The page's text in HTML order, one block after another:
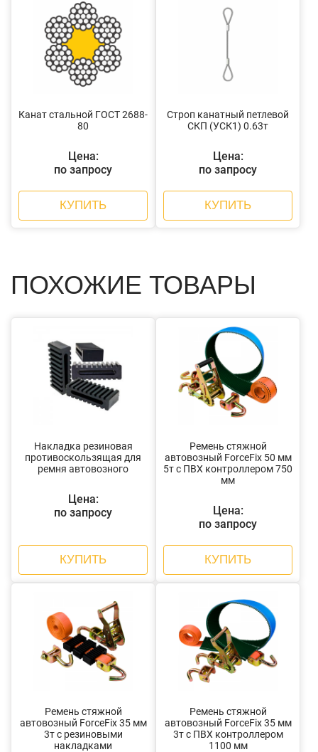
Канат стальной ГОСТ 2688-
80
Цена:
по запросу
КУПИТЬ
Строп канатный петлевой
СКП (УСК1) 0.63т
Цена:
по запросу
КУПИТЬ
ПОХОЖИЕ ТОВАРЫ
Накладка резиновая
противоскользящая для
ремня автовозного
Цена:
по запросу
КУПИТЬ
Ремень стяжной
автовозный ForceFix 50 мм
5т с ПВХ контроллером 750
мм
Цена:
по запросу
КУПИТЬ
Ремень стяжной
автовозный ForceFix 35 мм
3т с резиновыми
накладками
Ремень стяжной
автовозный ForceFix 35 мм
3т с ПВХ контроллером
1100 мм